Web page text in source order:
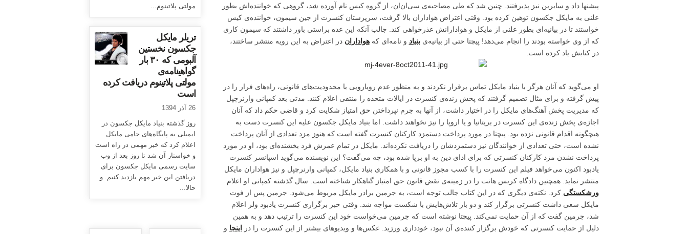
پیشنها داد و سایرین نیز پذیرفتند. چنین شد که طی مصاحبه‌‌ی سی‌ان‌ان، از گروه کیس نام آورده شد، گروهی که خواننده‌اش بطور
علنی به مایکل جکسون توهین کرده بود. وقتی اعتراض هواداران بالا گرفت، سرپرستان کنسرت از جین سیمون، خواننده‌ی کیس
خواستند تا در بیانیه‌ای بطور علنی از مایکل و هوادارانش عذرخواهی کند. جالب آنکه این عده براستی باور داشتند که سیمون کاری
که از وی خواسته بودند را انجام می‌دهد! پیچتا حتی از بیانیه‌یبنیاد و نامه‌ای کههواداران در اعتراض به این رویه منتشر ساختند،
در کتابش یاد کرده است.
او می‌گوید که آنان هرگز با بنیاد مایکل تماس برقرار نکردند و به منظور عدم رویارویی با محدودیت‌های قانونی، راه‌های فرار را در
پیش گرفته و برای مثال تصمیم گرفتند که پخش زنده‌ی کنسرت در ایالات متحده را منتفی اعلام کنند. مدتی بعد کمپانی وارنرچپل
که مدیریت پخش آهنگ‌های مایکل را در اختیار داشت، از آنها به جرم نپرداختن حق امتیاز شکایت کرد و قاضی حکم داد که آنان
اجازه‌ی پخش زنده‌ی این کنسرت در بریتانیا و یا اروپا را نیز نخواهند داشت. اما بنیاد مایکل جکسون علیه این کنسرت دست به
هیچگونه اقدام قانونی نزده بود. پیچتا در مورد پرداخت دستمزد کارکنان کنسرت گفته است که هنوز مزد تعدادی از آنان پرداخت
نشده است، حتی تعدادی از خوانندگان نیز دستمزدشان را دریافت نکرده‌اند. مایکل در تمام عمرش فرد بخشنده‌ای بود، او در مورد
پرداخت نشدن مزد کارکنان کنسرتی که برای ادای دین به او برپا شده بود، چه می‌گفت؟ این نویسنده می‌گوید اسپانسر کنسرت
یادبود اکنون می‌خواهد فیلم این کنسرت را با کسب مجوز قانونی و با همکاری بنیاد مایکل، کمپانی وارنرچپل و نیز هواداران مایکل
منتشر نماید. همچنین دادگاه کریس هانت را در زمینه‌ی نقض قانون حق امتیاز گناهکار شناخته است. سال گذشته کمپانی او اعلام
ورشکستگی کرد. نکته‌ی دیگری که در این کتاب جالب توجه است، به جرمین برادر مایکل مربوط می‌شود. جرمین پس از فوت
مایکل سعی داشت کنسرتی برگزار کند و دو بار تلاش‌هایش با شکست مواجه شد. وقتی خبر برگزاری کنسرت یادبود ولز اعلام
شد، جرمین گفت که از آن حمایت نمی‌کند. پیچتا نوشته است که جرمین می‌خواست خود این کنسرت را ترتیب دهد و به همین
دلیل از حمایت کنسرتی که خودش برگزار کننده‌ی آن نبود، خودداری ورزید. عکس‌ها و ویدیوهای بیشتر از این کنسرت را در
اینجا و
مولتی پلاتینوم...
تریلر مایکل
جکسون نخستین
آلبومی که ۳۰ بار
گواهینامه‌ی
مولتی پلاتینوم دریافت کرده
است
26 آذر 1394
روز گذشته بنیاد مایکل جکسون در
ایمیلی به پایگاه‌های حامی مایکل
اعلام کرد که خبر مهمی در راه است
و خواستار آن شد تا روز بعد از وب
سایت رسمی مایکل جکسون برای
دریافتن این خبر مهم بازدید کنیم. و
حالا...